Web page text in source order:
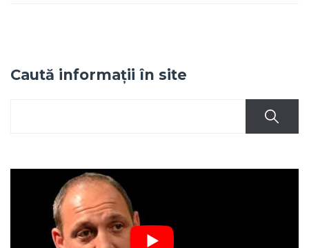
Caută informații în site